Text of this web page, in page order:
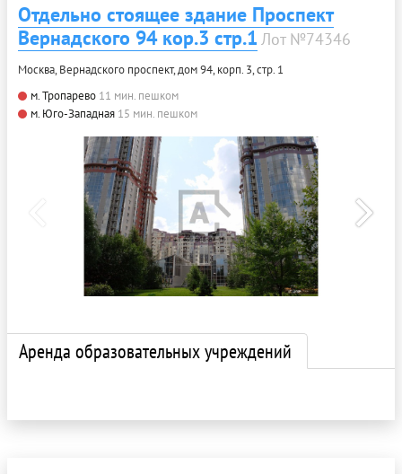
Отдельно стоящее здание Проспект
Вернадского 94 кор.3 стр.1 Лот №74346
Москва, Вернадского проспект, дом 94, корп. 3, стр. 1
м. Тропарево 11 мин. пешком
м. Юго-Западная 15 мин. пешком
Аренда образовательных учреждений